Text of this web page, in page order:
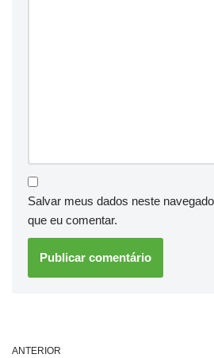
Salvar meus dados neste
que eu comentar.
ANTERIOR